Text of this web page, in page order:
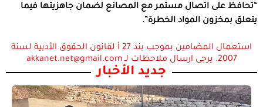
“تحافظ على اتصال مستمر مع المصانع لضمان جاهزيتها فيما
يتعلق بمخزون المواد الخطرة”.
استعمال المضامين بموجب بند 27 أ لقانون الحقوق الأدبية لسنة
2007. يرجى ارسال ملاحظات لـ akkanet.net@gmail.com
جديد الأخبار